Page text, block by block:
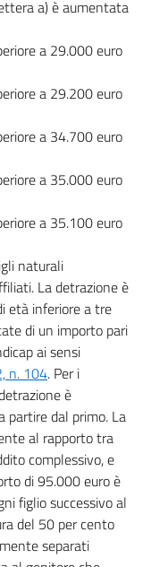
a) è aumentata
a 29.000 euro
a 29.200 euro
a 34.700 euro
a 35.000 euro
a 35.100 euro
naturali
La detrazione è
età inferiore a tre
di un importo pari
ai sensi
n. 104. Per i
è
partire dal primo. La
al rapporto tra
complessivo, e
di 95.000 euro è
figlio successivo al
del 50 per cento
separati